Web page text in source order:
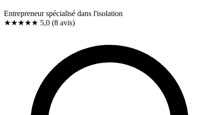
Entrepreneur spécialisé dans l'isolation
★★★★★ 5,0 (8 avis)